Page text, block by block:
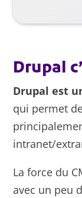
Drupal
Drupal est
qui permet
intranet/
La force du
avec un peu